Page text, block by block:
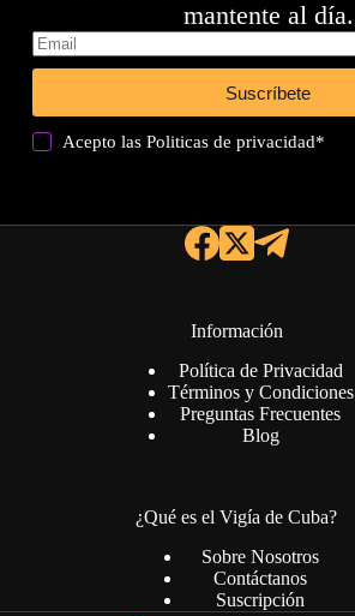
mantente al día.
Suscríbete
Acepto lasPoliticas de privacidad*
Información
Política de Privacidad
Términos y Condiciones
Preguntas Frecuentes
Blog
¿Qué es el Vigía de Cuba?
Sobre Nosotros
Contáctanos
Suscripción